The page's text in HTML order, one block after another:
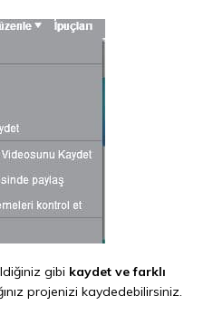
gibi kaydet ve farklı
projenizi kaydedebilirsiniz.